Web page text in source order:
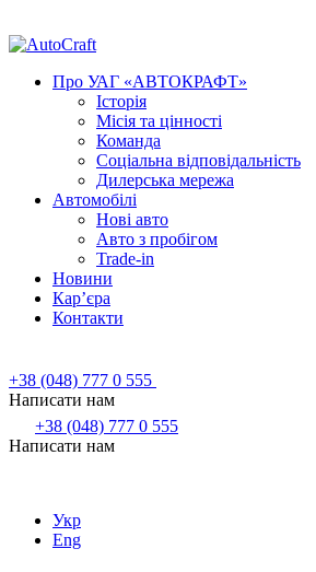
Про УАГ «АВТОКРАФТ»
Історія
Місія та цінності
Команда
Соціальна відповідальність
Дилерська мережа
Автомобілі
Нові авто
Авто з пробігом
Trade-in
Новини
Кар’єра
Контакти
+38 (048) 777 0 555
Написати нам
+38 (048) 777 0 555
Написати нам
Укр
Eng